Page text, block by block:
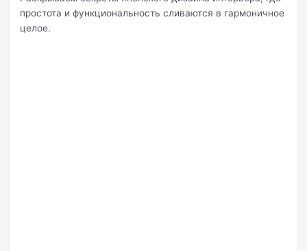
простота и функциональность сливаются в гармоничное
целое.